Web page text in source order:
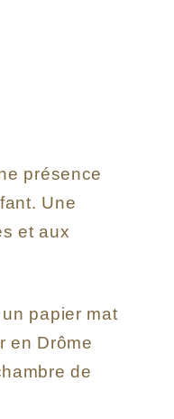
présence
Une
et aux
papier mat
en Drôme
de